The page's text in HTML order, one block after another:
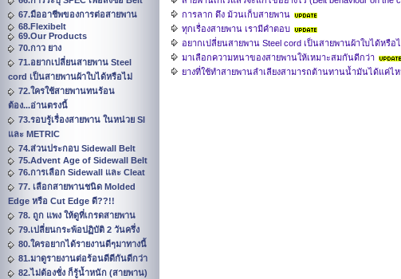
67.มืออาชีพของการต่อสายพาน
68.Flexibelt
69.Our Products
70.กาว ยาง
71.อยากเปลี่ยนสายพาน Steel
cord เป็นสายพานผ้าใบได้หรือไม่
72.ใครใช้สายพานทนร้อน
ต้อง...อ่านตรงนี้
73.รอบรู้เรื่องสายพาน ในหน่วย SI
และ METRIC
74.ส่วนประกอบ Sidewall Belt
75.Advent Age of Sidewall Belt
76.การเลือก Sidewall และ Cleat
77. เลือกสายพานชนิด Molded
Edge หรือ Cut Edge ดี??!!
78. ถูก แพง ให้ดูที่เกรดสายพาน
79.เปลี่ยนกระพ้อปฏิบัติ 2 วันครึ่ง
80.ใครอยากได้รายงานดีๆมาทางนี้
81.มาดูรายงานต่อร้อนดีดีกันดีกว่า
82.ไม่ต้องชั่ง ก็รู้น้ำหนัก (สายพาน)
การลาก ดึง ม้วนเก็บสายพาน
ทุกเรื่องสายพาน เรามีคำตอบ
อยากเปลี่ยนสายพาน Steel cord เป็นสายพานผ้าใบได้หรือ
มาเลือกความหนาของสายพานให้เหมาะสมกันดีกว่า
ยางที่ใช้ทำสายพานลำเลียงสามารถต้านทานน้ำมันได้แค่ไ